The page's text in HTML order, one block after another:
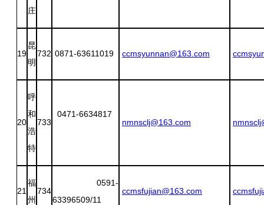
庄
19
昆
明
732 0871-63611019 ccmsyunnan@163.com
20
呼
和
浩
特
733
0471-6634817
nmnsclj@163.com
21
福
州
734
0591-
63396509/11
ccmsfujian@163.com